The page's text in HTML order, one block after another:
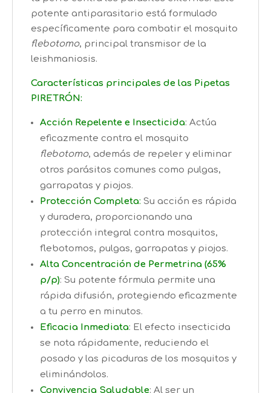
potente antiparasitario está formulado
específicamente para combatir el mosquito
flebotomo, principal transmisor de la
leishmaniosis.
Características principales de las Pipetas
PIRETRÓN:
Acción Repelente e Insecticida: Actúa
eficazmente contra el mosquito
flebotomo, además de repeler y eliminar
otros parásitos comunes como pulgas,
garrapatas y piojos.
Protección Completa: Su acción es rápida
y duradera, proporcionando una
protección integral contra mosquitos,
flebotomos, pulgas, garrapatas y piojos.
Alta Concentración de Permetrina (65%
p/p): Su potente fórmula permite una
rápida difusión, protegiendo eficazmente
a tu perro en minutos.
Eficacia Inmediata: El efecto insecticida
se nota rápidamente, reduciendo el
posado y las picaduras de los mosquitos y
eliminándolos.
Convivencia Saludable: Al ser un